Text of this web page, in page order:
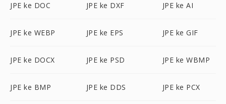
JPE ke DOC JPE ke DXF JPE ke AI
JPE ke WEBP JPE ke EPS JPE ke GIF
JPE ke DOCX JPE ke PSD JPE ke WBMP
JPE ke BMP JPE ke DDS JPE ke PCX